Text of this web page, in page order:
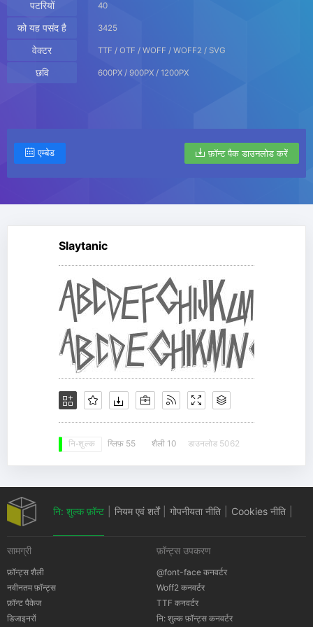
पटरियों 40
को यह पसंद है 3425
वेक्टर TTF / OTF / WOFF / WOFF2 / SVG
छवि 600PX / 900PX / 1200PX
एम्बेड फ़ॉन्ट पैक डाउनलोड करें
Slaytanic
नि: शुल्क ग्लिफ़ 55 शैली 10 डाउनलोड 5062
नि: शुल्क फ़ॉन्ट नियम एवं शर्तें गोपनीयता नीति Cookies नीति
सामग्री
फ़ॉन्ट्स शैली
नवीनतम फ़ॉन्ट्स
फ़ॉन्ट पैकेज
डिजाइनरों
फ़ॉन्ट्स उपकरण
@font-face कनवर्टर
Woff2 कनवर्टर
TTF कनवर्टर
नि: शुल्क फ़ॉन्ट्स कनवर्टर